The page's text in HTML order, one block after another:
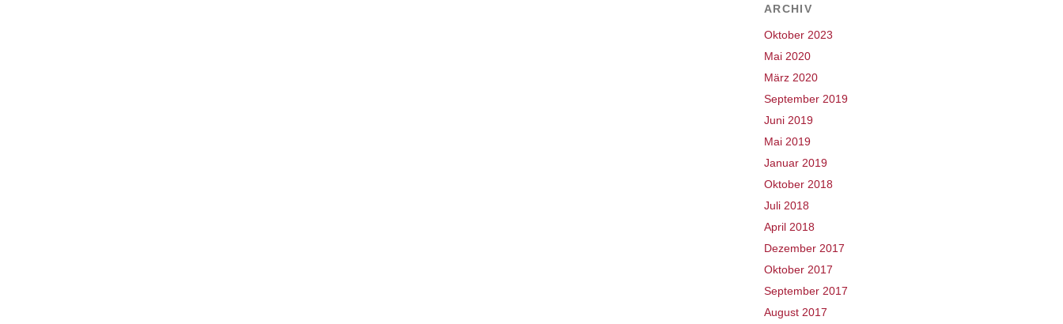
ARCHIV
Oktober 2023
Mai 2020
März 2020
September 2019
Juni 2019
Mai 2019
Januar 2019
Oktober 2018
Juli 2018
April 2018
Dezember 2017
Oktober 2017
September 2017
August 2017